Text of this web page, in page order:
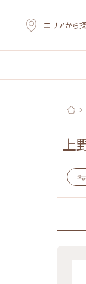
エリアから
上